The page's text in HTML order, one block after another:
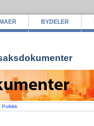
BYDELER
Politikk